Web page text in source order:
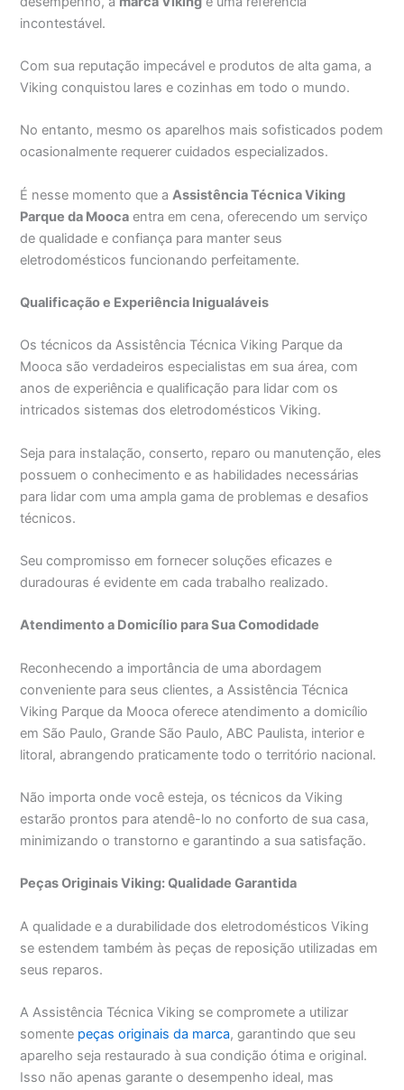
incontestável.
Com sua reputação impecável e produtos de alta gama, a
Viking conquistou lares e cozinhas em todo o mundo.
No entanto, mesmo os aparelhos mais sofisticados podem
ocasionalmente requerer cuidados especializados.
É nesse momento que aAssistência Técnica Viking
Parque da Mooca entra em cena, oferecendo um serviço
de qualidade e confiança para manter seus
eletrodomésticos funcionando perfeitamente.
Qualificação e Experiência Inigualáveis
Os técnicos da Assistência Técnica Viking Parque da
Mooca são verdadeiros especialistas em sua área, com
anos de experiência e qualificação para lidar com os
intricados sistemas dos eletrodomésticos Viking.
Seja para instalação, conserto, reparo ou manutenção, eles
possuem o conhecimento e as habilidades necessárias
para lidar com uma ampla gama de problemas e desafios
técnicos.
Seu compromisso em fornecer soluções eficazes e
duradouras é evidente em cada trabalho realizado.
Atendimento a Domicílio para Sua Comodidade
Reconhecendo a importância de uma abordagem
conveniente para seus clientes, a Assistência Técnica
Viking Parque da Mooca oferece atendimento a domicílio
em São Paulo, Grande São Paulo, ABC Paulista, interior e
litoral, abrangendo praticamente todo o território nacional.
Não importa onde você esteja, os técnicos da Viking
estarão prontos para atendê-lo no conforto de sua casa,
minimizando o transtorno e garantindo a sua satisfação.
Peças Originais Viking: Qualidade Garantida
A qualidade e a durabilidade dos eletrodomésticos Viking
se estendem também às peças de reposição utilizadas em
seus reparos.
A Assistência Técnica Viking se compromete a utilizar
somente peças originais da marca, garantindo que seu
aparelho seja restaurado à sua condição ótima e original.
Isso não apenas garante o desempenho ideal, mas